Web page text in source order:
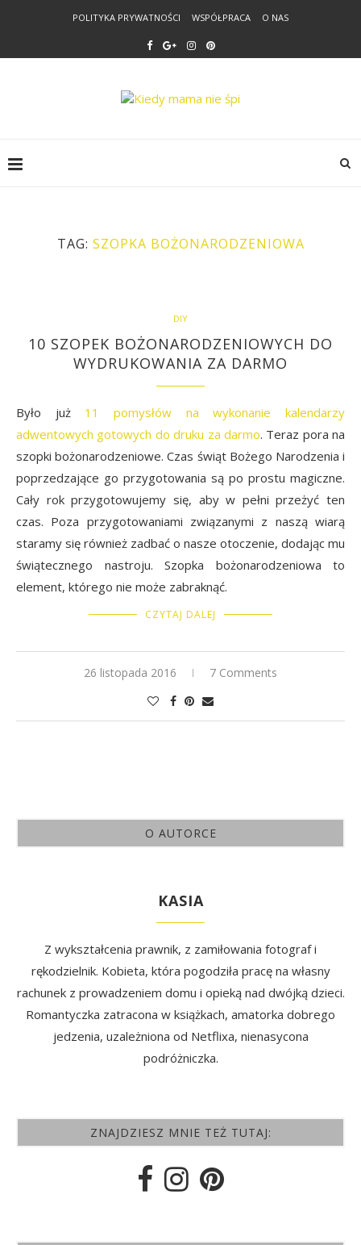
POLITYKA PRYWATNOŚCI WSPÓŁPRACA O NAS
TAG: SZOPKA BOŻONARODZENIOWA
DIY
10 SZOPEK BOŻONARODZENIOWYCH DO
WYDRUKOWANIA ZA DARMO
Było już 11 pomysłów na wykonanie kalendarzy
adwentowych gotowych do druku za darmo. Teraz pora na
szopki bożonarodzeniowe. Czas świąt Bożego Narodzenia i
poprzedzające go przygotowania są po prostu magiczne.
Cały rok przygotowujemy się, aby w pełni przeżyć ten
czas. Poza przygotowaniami związanymi z naszą wiarą
staramy się również zadbać o nasze otoczenie, dodając mu
świątecznego nastroju. Szopka bożonarodzeniowa to
element, którego nie może zabraknąć.
CZYTAJ DALEJ
26 listopada 2016 7 Comments
O AUTORCE
KASIA
Z wykształcenia prawnik, z zamiłowania fotograf i
rękodzielnik. Kobieta, która pogodziła pracę na własny
rachunek z prowadzeniem domu i opieką nad dwójką dzieci.
Romantyczka zatracona w książkach, amatorka dobrego
jedzenia, uzależniona od Netflixa, nienasycona
podróżniczka.
ZNAJDZIESZ MNIE TEŻ TUTAJ: